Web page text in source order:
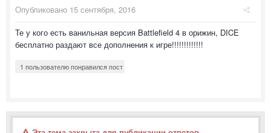
Опубликовано 15 сентября, 2016
Те у кого есть ванильная версия Battlefield 4 в орижин, DICE
бесплатно раздают все дополнения к игре!!!!!!!!!!!!!
1 пользователю понравился пост